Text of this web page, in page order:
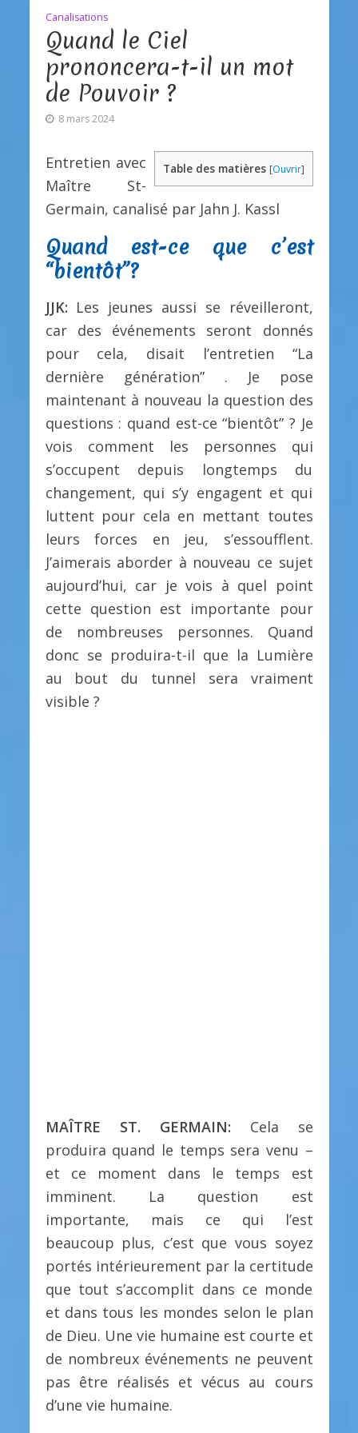
Canalisations
Quand le Ciel
prononcera-t-il un mot
de Pouvoir ?
8 mars 2024
Table des matières [Ouvrir]
Entretien avec
Maître St-
Germain, canalisé par Jahn J. Kassl
Quand est-ce que c’est
“bientôt”?
JJK: Les jeunes aussi se réveilleront,
car des événements seront donnés
pour cela, disait l’entretien “La
dernière génération” . Je pose
maintenant à nouveau la question des
questions : quand est-ce “bientôt” ? Je
vois comment les personnes qui
s’occupent depuis longtemps du
changement, qui s’y engagent et qui
luttent pour cela en mettant toutes
leurs forces en jeu, s’essoufflent.
J’aimerais aborder à nouveau ce sujet
aujourd’hui, car je vois à quel point
cette question est importante pour
de nombreuses personnes. Quand
donc se produira-t-il que la Lumière
au bout du tunnel sera vraiment
visible ?
MAÎTRE ST. GERMAIN: Cela se
produira quand le temps sera venu –
et ce moment dans le temps est
imminent. La question est
importante, mais ce qui l’est
beaucoup plus, c’est que vous soyez
portés intérieurement par la certitude
que tout s’accomplit dans ce monde
et dans tous les mondes selon le plan
de Dieu. Une vie humaine est courte et
de nombreux événements ne peuvent
pas être réalisés et vécus au cours
d’une vie humaine.